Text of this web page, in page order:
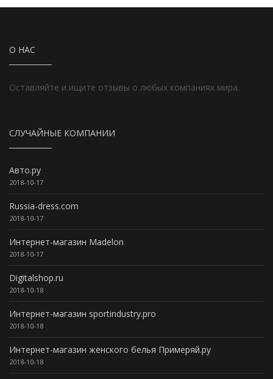
О НАС
Оставляйте и ищите отзывы о любых компаниях мира.
СЛУЧАЙНЫЕ КОМПАНИИ
Авто.ру
2018-10-17
Russia-dress.com
2018-10-17
Интернет-магазин Madelon
2018-10-17
Digitalshop.ru
2018-10-18
Интернет-магазин sportindustry.pro
2018-10-18
Интернет-магазин женского белья Примеряй.ру
2018-10-18